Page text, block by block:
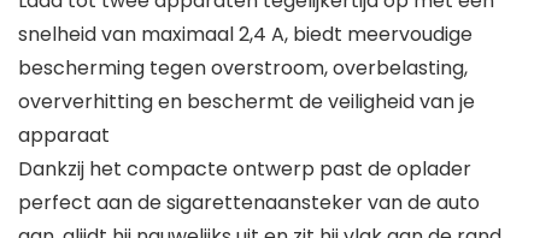
snelheid van maximaal 2,4 A, biedt meervoudige
bescherming tegen overstroom, overbelasting,
oververhitting en beschermt de veiligheid van je
apparaat
Dankzij het compacte ontwerp past de oplader
perfect aan de sigarettenaansteker van de auto